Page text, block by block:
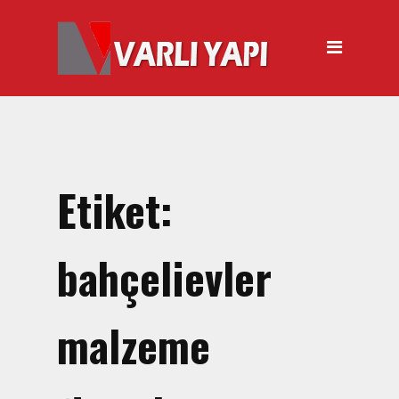
ANASAYFA
HAKKIMIZDA
Tabancası
El Arabası Satışı – Toptan,
Perakende Satış
İnşaat Küreği
Etiket:
bahçelievler
malzeme